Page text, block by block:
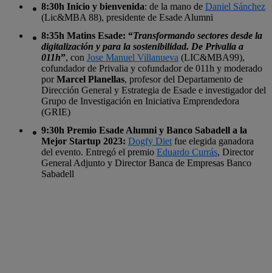
8:30h Inicio y bienvenida: de la mano de Daniel Sánchez
(Lic&MBA 88), presidente de Esade Alumni
8:35h Matins Esade: “Transformando sectores desde la
digitalización y para la sostenibilidad. De Privalia a
011h”, con Jose Manuel Villanueva (LIC&MBA99),
cofundador de Privalia y cofundador de 011h y moderado
porMarcel Planellas, profesor del Departamento de
Dirección General y Estrategia de Esade e investigador del
Grupo de Investigación en Iniciativa Emprendedora
(GRIE)
9:30h Premio Esade Alumni y Banco Sabadell a la
Mejor Startup 2023: Dogfy Diet fue elegida ganadora
del evento. Entregó el premio Eduardo Currás, Director
General Adjunto y Director Banca de Empresas Banco
Sabadell